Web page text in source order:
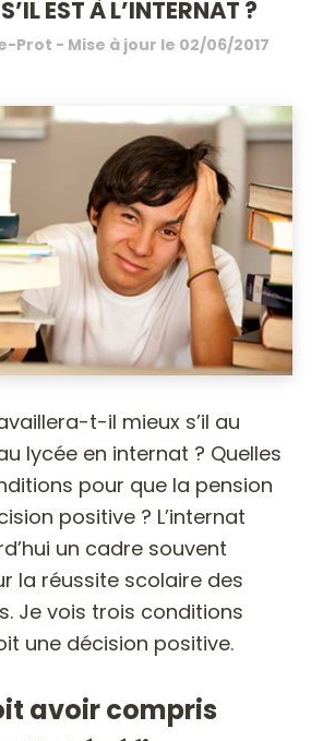
EST À L’INTERNAT ?
Prot - Mise à jour le 02/06/2017
t-il mieux s’il au
lycée en internat ? Quelles
pour que la pension
positive ? L’internat
un cadre souvent
la réussite scolaire des
Je vois trois conditions
une décision positive.
avoir compris